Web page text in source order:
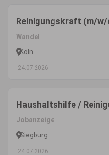
Reinigungskraft (m/w/
Wandel
Köln
24.07.2026
Haushaltshilfe /
Jobanzeige
Siegburg
24.07.2026